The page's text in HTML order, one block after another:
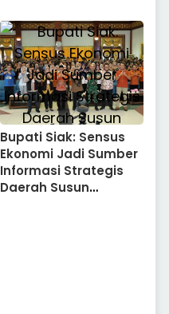
Bupati Siak: Sensus
Ekonomi Jadi Sumber
Informasi Strategis
Daerah Susun